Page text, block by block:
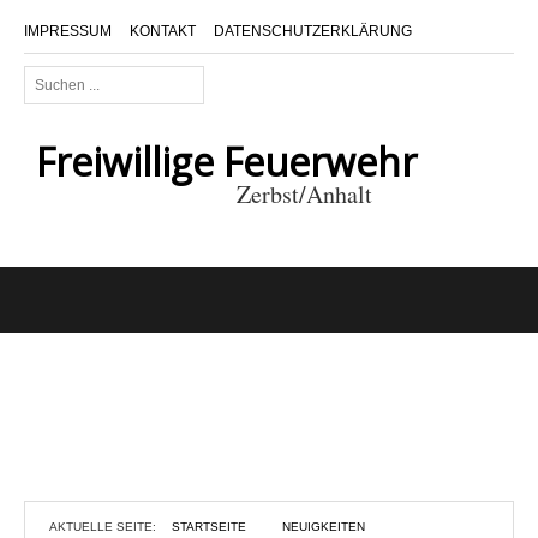
IMPRESSUM KONTAKT DATENSCHUTZERKLÄRUNG
Suchen
...
Freiwillige Feuerwehr
Zerbst/Anhalt
AKTUELLE SEITE: STARTSEITE NEUIGKEITEN